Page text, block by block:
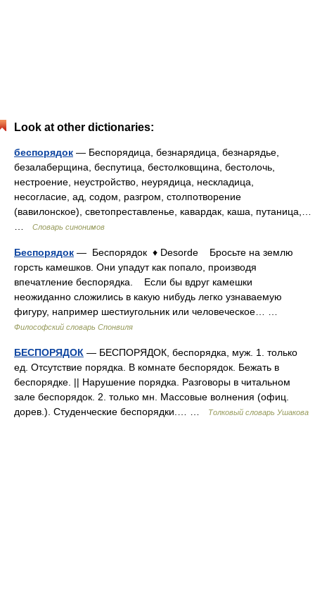
Look at other dictionaries:
беспорядок — Беспорядица, безнарядица, безнарядье,
безалаберщина, беспутица, бестолковщина, бестолочь,
нестроение, неустройство, неурядица, нескладица,
несогласие, ад, содом, разгром, столпотворение
(вавилонское), светопреставленье, кавардак, каша, путаница,…
Словарь синонимов
Беспорядок — Беспорядок ♦ Desorde Бросьте на землю
горсть камешков. Они упадут как попало, производя
впечатление беспорядка. Если бы вдруг камешки
неожиданно сложились в какую нибудь легко узнаваемую
фигуру, например шестиугольник или человеческое… …
Философский словарь Спонвиля
БЕСПОРЯДОК — БЕСПОРЯДОК, беспорядка, муж. 1. только
ед. Отсутствие порядка. В комнате беспорядок. Бежать в
беспорядке. || Нарушение порядка. Разговоры в читальном
зале беспорядок. 2. только мн. Массовые волнения (офиц.
дорев.). Студенческие беспорядки.… …
Толковый словарь Ушакова